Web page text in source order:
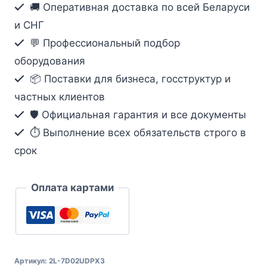
DisplayPort
для
KVM-
переключателя
(1.8м)
🚚 Оперативная доставка по всей Беларуси
и СНГ
💬 Профессиональный подбор
оборудования
📦 Поставки для бизнеса, госструктур и
частных клиентов
🛡️ Официальная гарантия и все документы
⏱ Выполнение всех обязательств строго в
срок
Оплата картами
Артикул: 2L-7D02UDPX3